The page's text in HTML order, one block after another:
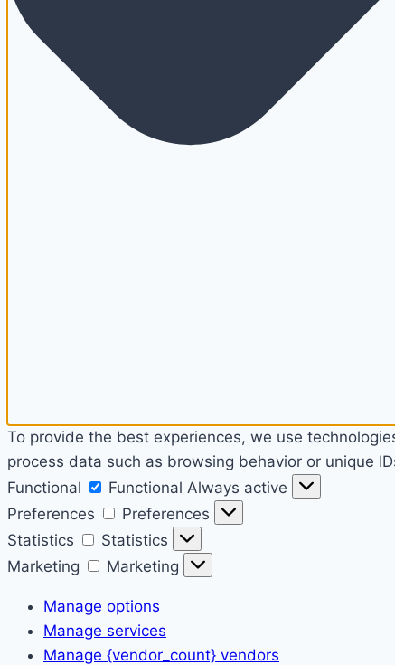
To provide the best experiences, we use
process data such as browsing behavior or unique
Functional
Functional Always active
Preferences
Preferences
Statistics
Statistics
Marketing
Marketing
Manage options
Manage services
Manage {vendor_count} vendors